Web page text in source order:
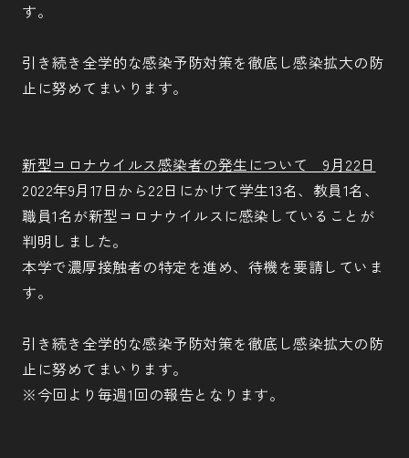
す。
引き続き全学的な感染予防対策を徹底し感染拡大の防
止に努めてまいります。
新型コロナウイルス感染者の発生について 9月22日
2022年9月17日から22日にかけて学生13名、教員1名、
職員1名が新型コロナウイルスに感染していることが
判明しました。
本学で濃厚接触者の特定を進め、待機を要請していま
す。
引き続き全学的な感染予防対策を徹底し感染拡大の防
止に努めてまいります。
※今回より毎週1回の報告となります。